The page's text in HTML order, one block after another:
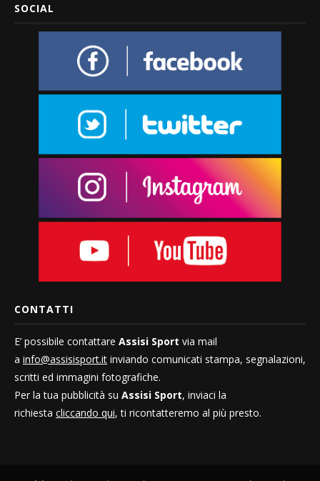
SOCIAL
CONTATTI
E’ possibile contattare Assisi Sport via mail
a info@assisisport.it inviando comunicati stampa, segnalazioni,
scritti ed immagini fotografiche.
Per la tua pubblicità su Assisi Sport, inviaci la
richiesta cliccando qui, ti ricontatteremo al più presto.